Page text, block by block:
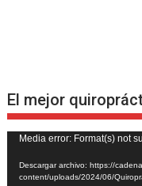
El mejor
Reproductor
de
vídeo
Media error: Format(s) not
Descargar archivo: https://
content/uploads/2024/06/